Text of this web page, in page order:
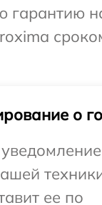
гарантию
о
ее по